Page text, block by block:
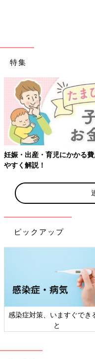
特集
妊娠・出産・育児にかかる
やすく解説！
ピックアップ
感染症対策、いますぐでき
と